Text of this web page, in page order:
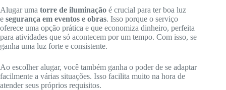
Alugar uma torre de iluminação é crucial para ter boa luz
e segurança em eventos e obras. Isso porque o serviço
oferece uma opção prática e que economiza dinheiro, perfeita
para atividades que só acontecem por um tempo. Com isso, se
ganha uma luz forte e consistente.
Ao escolher alugar, você também ganha o poder de se adaptar
facilmente a várias situações. Isso facilita muito na hora de
atender seus próprios requisitos.